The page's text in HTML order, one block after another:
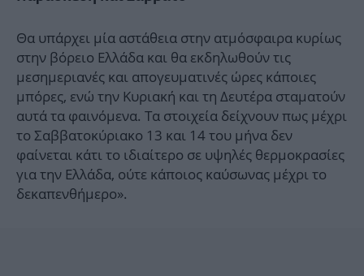
Θα υπάρχει μία αστάθεια στην ατμόσφαιρα κυρίως
στην βόρειο Ελλάδα και θα εκδηλωθούν τις
μεσημεριανές και απογευματινές ώρες κάποιες
μπόρες, ενώ την Κυριακή και τη Δευτέρα σταματούν
αυτά τα φαινόμενα. Τα στοιχεία δείχνουν πως μέχρι
το Σαββατοκύριακο 13 και 14 του μήνα δεν
φαίνεται κάτι το ιδιαίτερο σε υψηλές θερμοκρασίες
για την Ελλάδα, ούτε κάποιος καύσωνας μέχρι το
δεκαπενθήμερο».